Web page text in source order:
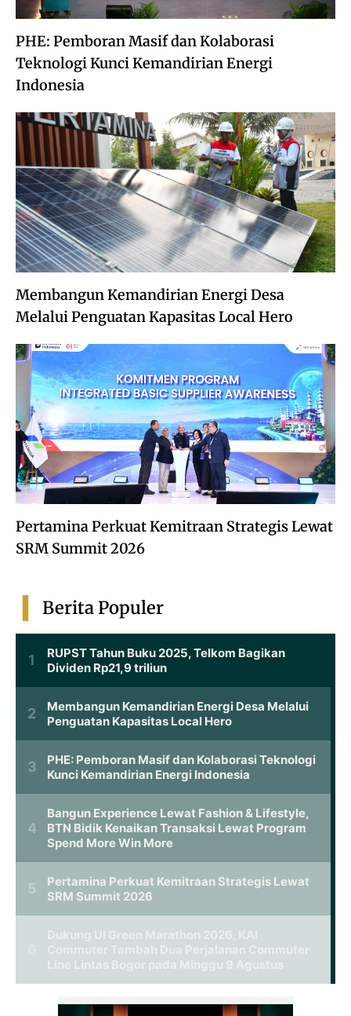
PHE: Pemboran Masif dan Kolaborasi
Teknologi Kunci Kemandirian Energi
Indonesia
Membangun Kemandirian Energi Desa
Melalui Penguatan Kapasitas Local Hero
Pertamina Perkuat Kemitraan Strategis Lewat
SRM Summit 2026
Berita Populer